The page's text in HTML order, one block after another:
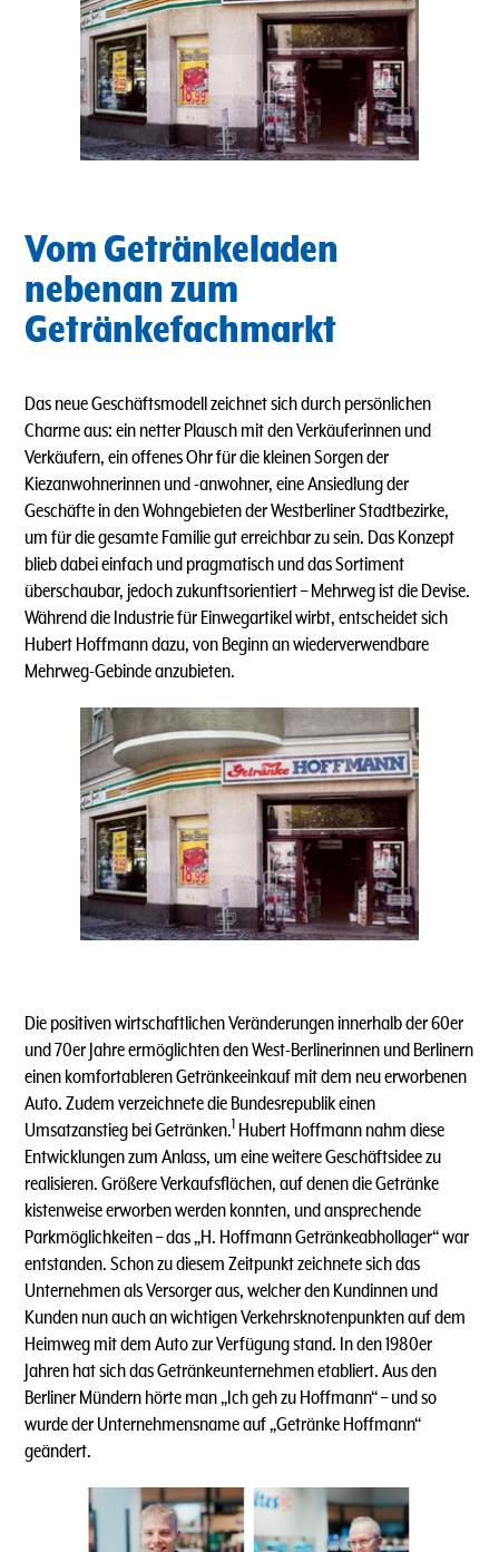
Vom Getränkeladen
nebenan zum
Getränkefachmarkt
Das neue Geschäftsmodell zeichnet sich durch persönlichen
Charme aus: ein netter Plausch mit den Verkäuferinnen und
Verkäufern, ein offenes Ohr für die kleinen Sorgen der
Kiezanwohnerinnen und -anwohner, eine Ansiedlung der
Geschäfte in den Wohngebieten der Westberliner Stadtbezirke,
um für die gesamte Familie gut erreichbar zu sein. Das Konzept
blieb dabei einfach und pragmatisch und das Sortiment
überschaubar, jedoch zukunftsorientiert – Mehrweg ist die Devise.
Während die Industrie für Einwegartikel wirbt, entscheidet sich
Hubert Hoffmann dazu, von Beginn an wiederverwendbare
Mehrweg-Gebinde anzubieten.
Die positiven wirtschaftlichen Veränderungen innerhalb der 60er
und 70er Jahre ermöglichten den West-Berlinerinnen und Berlinern
einen komfortableren Getränkeeinkauf mit dem neu erworbenen
Auto. Zudem verzeichnete die Bundesrepublik einen
Umsatzanstieg bei Getränken.1 Hubert Hoffmann nahm diese
Entwicklungen zum Anlass, um eine weitere Geschäftsidee zu
realisieren. Größere Verkaufsflächen, auf denen die Getränke
kistenweise erworben werden konnten, und ansprechende
Parkmöglichkeiten – das „H. Hoffmann Getränkeabhollager“ war
entstanden. Schon zu diesem Zeitpunkt zeichnete sich das
Unternehmen als Versorger aus, welcher den Kundinnen und
Kunden nun auch an wichtigen Verkehrsknotenpunkten auf dem
Heimweg mit dem Auto zur Verfügung stand. In den 1980er
Jahren hat sich das Getränkeunternehmen etabliert. Aus den
Berliner Mündern hörte man „Ich geh zu Hoffmann“ – und so
wurde der Unternehmensname auf „Getränke Hoffmann“
geändert.